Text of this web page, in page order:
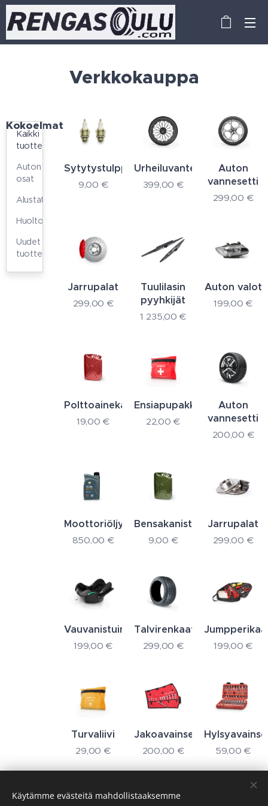
Verkkokauppa
Kokoelmat
Kaikki
tuotteet
Auton
osat
Alustat
Huolto
Uudet
tuotteet
Sytytystulppa
9,00 €
Urheiluvanteet
399,00 €
Auton
vannesetti
299,00 €
Jarrupalat
299,00 €
Tuulilasin
pyyhkijät
1 235,00 €
Auton valot
199,00 €
Polttoainekanisteri
19,00 €
Ensiapupakkaus
22,00 €
Auton
vannesetti
200,00 €
Moottoriöljy
850,00 €
Bensakanisteri
9,00 €
Jarrupalat
299,00 €
Vauvanistuin
199,00 €
Talvirenkaat
299,00 € 199,00 €
Turvaliivi
29,00 €
Jakoavainsetti
200,00 € 59,00 €
Käytämme evästeitä mahdollistaaksemme